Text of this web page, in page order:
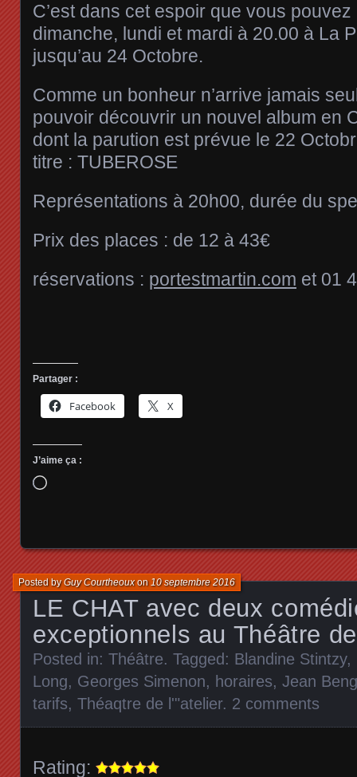
C’est dans cet espoir que vous pouvez
dimanche, lundi et mardi à 20.00 à La
jusqu’au 24 Octobre.
Comme un bonheur n’arrive jamais
pouvoir découvrir un nouvel album en
dont la parution est prévue le 22
titre : TUBEROSE
Représentations à 20h00, durée du
Prix des places : de 12 à 43€
réservations : portestmartin.com et 01
Partager :
Facebook X
J’aime ça :
Chargement…
LE CHAT avec deux
exceptionnels au Théâtre
Posted byGuy Courtheouxon10 septembre 2016
Posted in: Théâtre. Tagged: Blandine Stintzy,
Long, Georges Simenon, horaires, Jean
tarifs, Théaqtre de l'"atelier. 2 comments
Rating: